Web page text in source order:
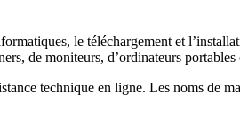
le téléchargement et
de moniteurs, d’ordinateurs
technique en ligne. Les noms de